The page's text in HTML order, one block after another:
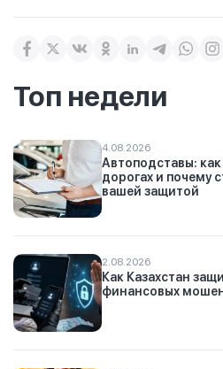
Топ недели
4.08.2026
Автоподставы:
дорогах и почему
вашей защитой
2.08.2026
Как Казахстан
финансовых